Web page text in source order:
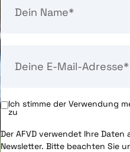
Ich stimme der Verwendung
zu
Der AFVD verwendet Ihre
Newsletter. Bitte beachten Sie